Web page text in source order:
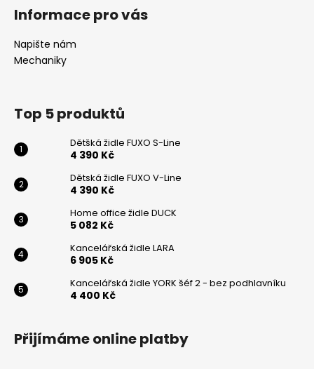
y
ý
i
s
Informace pro vás
Napište nám
Mechaniky
Top 5 produktů
Dětšká židle FUXO S-Line
4 390 Kč
Dětská židle FUXO V-Line
4 390 Kč
Home office židle DUCK
5 082 Kč
Kancelářská židle LARA
6 905 Kč
Kancelářská židle YORK šéf 2 - bez podhlavníku
4 400 Kč
Přijímáme online platby